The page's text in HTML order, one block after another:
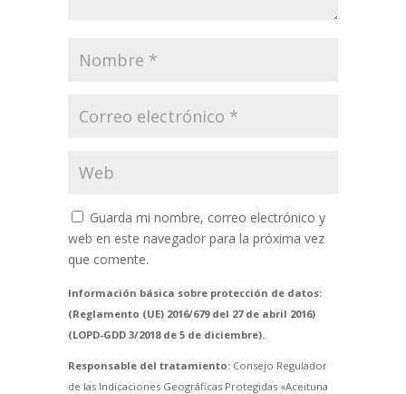
Guarda mi nombre, correo electrónico y
web en este navegador para la próxima vez
que comente.
Información básica sobre protección de datos:
(Reglamento (UE) 2016/679 del 27 de abril 2016)
(LOPD-GDD 3/2018 de 5 de diciembre).
Responsable del tratamiento:Consejo Regulador
de las Indicaciones Geográficas Protegidas «Aceituna